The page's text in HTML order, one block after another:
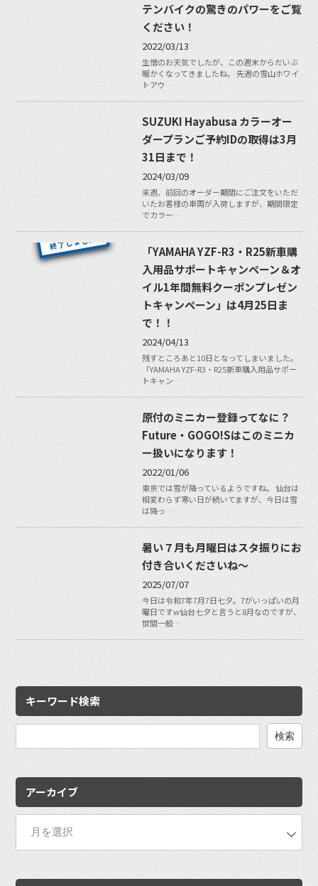
テンバイクの驚きのパワーをご覧
ください！
2022/03/13
生憎のお天気でしたが、この週末からだいぶ
暖かくなってきましたね。 先週の雪山ホワイ
トアウ…
SUZUKI Hayabusa カラーオー
ダープランご予約IDの取得は3月
31日まで！
2024/03/09
来週、前回のオーダー期間にご注文をいただ
いたお客様の車両が入荷しますが、期間限定
でカラー…
「YAMAHA YZF-R3・R25新車購
入用品サポートキャンペーン＆オ
イル1年間無料クーポンプレゼン
トキャンペーン」は4月25日ま
で！！
2024/04/13
残すところあと10日となってしまいました。
「YAMAHA YZF-R3・R25新車購入用品サポー
トキャン…
原付のミニカー登録ってなに？
Future・GOGO!Sはこのミニカ
ー扱いになります！
2022/01/06
東京では雪が降っているようですね。 仙台は
相変わらず寒い日が続いてますが、今日は雪
は降っ…
暑い７月も月曜日はスタ振りにお
付き合いくださいね〜
2025/07/07
今日は令和7年7月7日七夕。7がいっぱいの月
曜日ですw仙台七夕と言うと8月なのですが、
世間一般…
キーワード検索
アーカイブ